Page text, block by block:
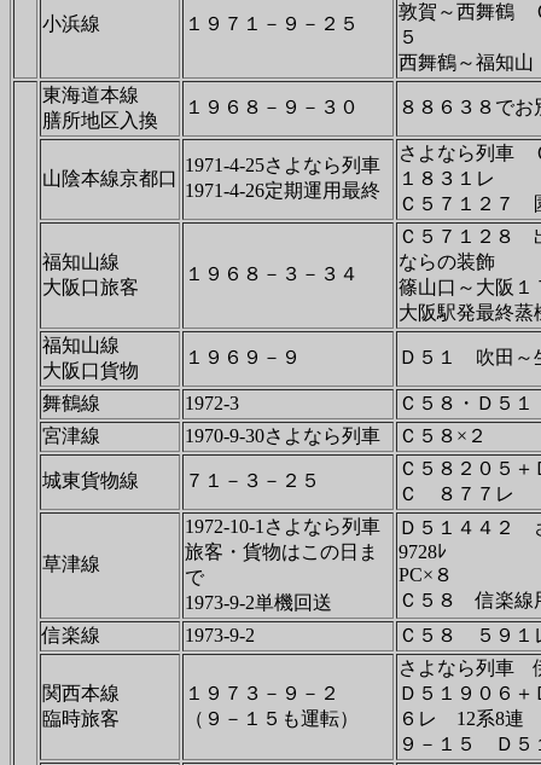
小浜線 １９７１－９－２５
敦賀～西舞鶴
５
西舞鶴～福知
東海道本線
膳所地区入換
１９６８－９－３０ ８８６３８でお
山陰本線京都口
1971-4-25さよなら列車
1971-4-26定期運用最終
さよなら列車
１８３１レ
Ｃ５７１２７
福知山線
大阪口旅客
１９６８－３－３４
Ｃ５７１２８
ならの装飾
篠山口～大阪１
大阪駅発最終蒸
福知山線
大阪口貨物
１９６９－９ Ｄ５１ 吹田～
舞鶴線 1972-3
Ｃ５８・Ｄ５１
宮津線
1970-9-30さよなら列車 Ｃ５８×２
城東貨物線 ７１－３－２５
Ｃ５８２０５
Ｃ ８７７レ
草津線
1972-10-1さよなら列車
旅客・貨物はこの日ま
で
1973-9-2単機回送
Ｄ５１４４２
9728ﾚ
PC×８
Ｃ５８ 信楽線
信楽線
1973-9-2 Ｃ５８ ５９１
関西本線
臨時旅客
１９７３－９－２
（９－１５も運転）
さよなら列車
Ｄ５１９０６
６レ 12系8連
９－１５ Ｄ５